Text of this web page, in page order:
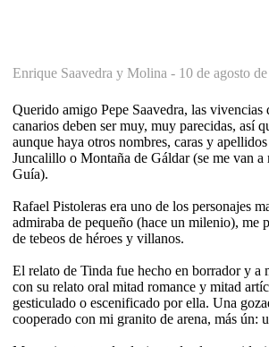
Enrique Saavedra y Molina - 10 de agosto
Querido amigo Pepe Saavedra, las vivencias
canarios deben ser muy, muy parecidas, así
aunque haya otros nombres, caras y
Juncalillo o Montaña de Gáldar (se me van a
Guía).
Rafael Pistoleras era uno de los personajes
admiraba de pequeño (hace un milenio), me
de tebeos de héroes y villanos.
El relato de Tinda fue hecho en borrador y a
con su relato oral mitad romance y mitad
gesticulado o escenificado por ella. Una
cooperado con mi granito de arena, más ún: